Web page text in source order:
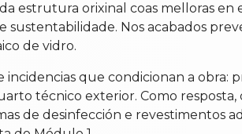
estrutura orixinal coas melloras
Nos acabados
de vidro.
que condicionan a obra:
técnico exterior. Como
de desinfección e revestimentos